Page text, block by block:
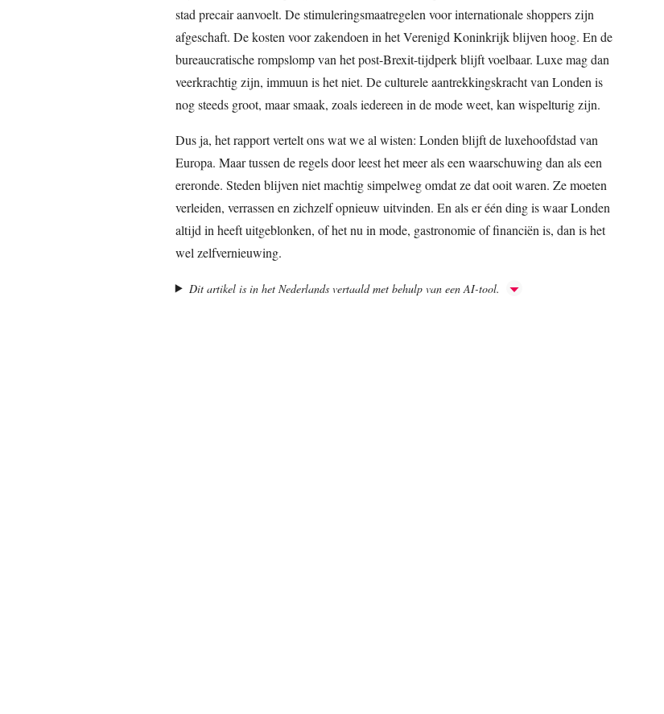
stad precair aanvoelt. De stimuleringsmaatregelen voor internationale shoppers zijn
afgeschaft. De kosten voor zakendoen in het Verenigd Koninkrijk blijven hoog. En de
bureaucratische rompslomp van het post-Brexit-tijdperk blijft voelbaar. Luxe mag dan
veerkrachtig zijn, immuun is het niet. De culturele aantrekkingskracht van Londen is
nog steeds groot, maar smaak, zoals iedereen in de mode weet, kan wispelturig zijn.
Dus ja, het rapport vertelt ons wat we al wisten: Londen blijft de luxehoofdstad van
Europa. Maar tussen de regels door leest het meer als een waarschuwing dan als een
ereronde. Steden blijven niet machtig simpelweg omdat ze dat ooit waren. Ze moeten
verleiden, verrassen en zichzelf opnieuw uitvinden. En als er één ding is waar Londen
altijd in heeft uitgeblonken, of het nu in mode, gastronomie of financiën is, dan is het
wel zelfvernieuwing.
Dit artikel is in het Nederlands vertaald met behulp van een AI-tool.